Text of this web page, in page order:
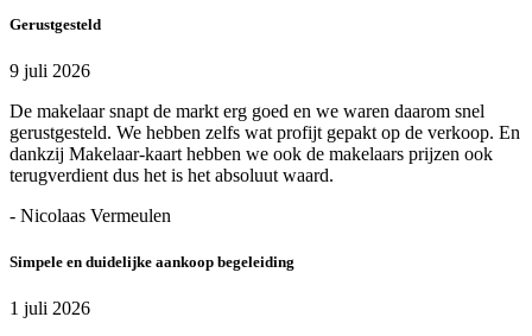
Gerustgesteld
9 juli 2026
De makelaar snapt de markt erg goed en we waren daarom snel
gerustgesteld. We hebben zelfs wat profijt gepakt op de verkoop. En
dankzij Makelaar-kaart hebben we ook de makelaars prijzen ook
terugverdient dus het is het absoluut waard.
- Nicolaas Vermeulen
Simpele en duidelijke aankoop begeleiding
1 juli 2026